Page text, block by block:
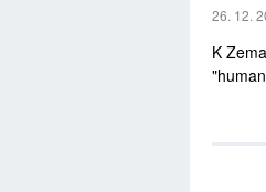
26. 12.
K